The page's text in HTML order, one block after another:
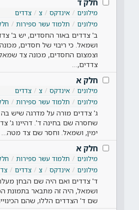
חלק ד
מילונים אינדקס צ
צדדים
מילונים
תלמוד עשר ספירות
ב' צדדים באור החסדים, יש ב'
ושמאל. כי ריבוי של חסדים,
וצמצום החסדים, מכונה צד
צדדים,…
חלק א
מילונים אינדקס צ
צדדים
מילונים
תלמוד עשר ספירות
ג' צדדים מורה על מדרגה שיש בה
שחסרה שם בחינה ד'. דהיינו ג'
ימין, ושמאל. וחסר שם צד מטה…
חלק א
מילונים תלמוד עשר ספירות
מילונים
אינדקס צ צדדים
ד' צדדים ואם היה שם הבחן
ושמאל, היה זה מתבאר בתמונת
שם ד' הצדדים הללו, שהם